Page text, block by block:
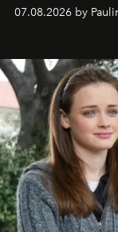
07.08.2026 by